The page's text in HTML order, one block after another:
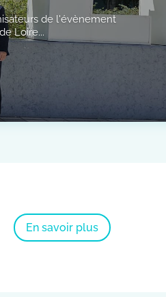
de l'évènement
Loire...
En savoir plus